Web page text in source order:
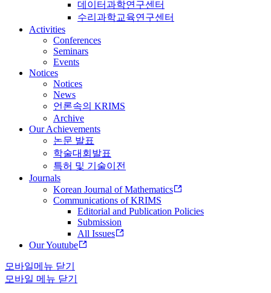
데이터과학연구센터
수리과학교육연구센터
Activities
Conferences
Seminars
Events
Notices
Notices
News
언론속의 KRIMS
Archive
Our Achievements
논문 발표
학술대회발표
특허 및 기술이전
Journals
Korean Journal of Mathematics
Communications of KRIMS
Editorial and Publication Policies
Submission
All Issues
Our Youtube
모바일메뉴 닫기
모바일 메뉴 닫기